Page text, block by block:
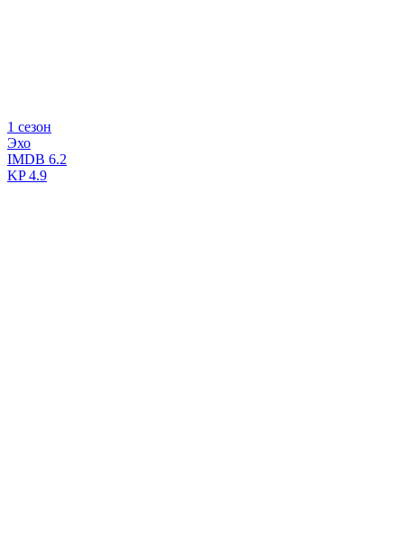
1 сезон
Эхо
IMDB 6.2
KP4.9